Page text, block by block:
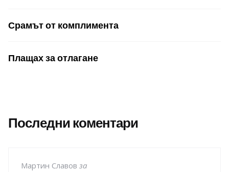
Срамът от комплимента
Плащах за отлагане
Последни коментари
Мартин Славов за